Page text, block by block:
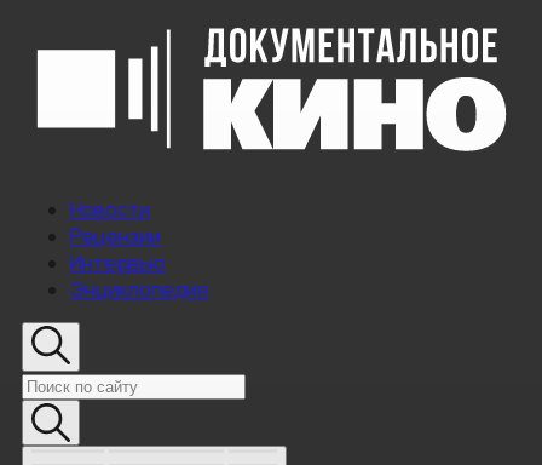
Новости
Рецензии
Интервью
Энциклопедия